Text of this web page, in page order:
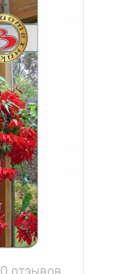
0 отзывов